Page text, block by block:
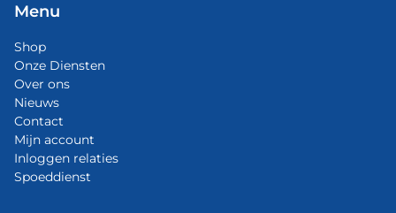
Menu
Shop
Onze Diensten
Over ons
Nieuws
Contact
Mijn account
Inloggen relaties
Spoeddienst